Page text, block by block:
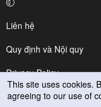
Liên hệ
Quy định và Nội quy
Privacy Policy
Trợ giúp
This site uses cookies.
agreeing to our use of